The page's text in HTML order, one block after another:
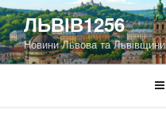
Перейти
до
вмісту
ЛЬВІВ1256
Новини Львова та Львівщини